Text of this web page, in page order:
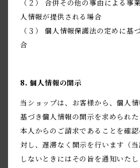
（２） 合併その他の事由による事
人情報が提供される場合
（３） 個人情報保護法の定めに基
合
8. 個人情報の開示
当ショップは、お客様から、個人
基づき個人情報の開示を求められ
本人からのご請求であることを確
対し、遅滞なく開示を行います（
しないときにはその旨を通知いたし